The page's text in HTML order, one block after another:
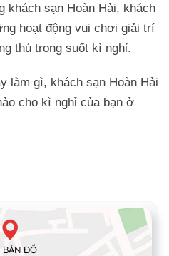
khách sạn Hoàn Hải, khách
hoạt động vui chơi giải trí
thú trong suốt kì nghỉ.
làm gì, khách sạn Hoàn Hải
cho kì nghỉ của bạn ở
BẢN ĐỒ